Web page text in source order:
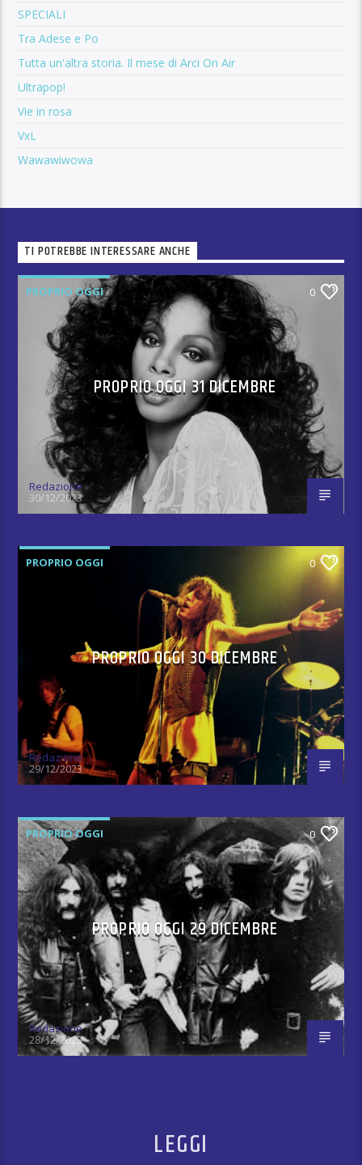
SPECIALI
Tra Adese e Po
Tutta un'altra storia. Il mese di Arci On Air
Ultrapop!
Vie in rosa
VxL
Wawawiwowa
TI POTREBBE INTERESSARE ANCHE
PROPRIO OGGI 0
PROPRIO OGGI 31 DICEMBRE
Redazione
30/12/2023
PROPRIO OGGI 0
PROPRIO OGGI 30 DICEMBRE
Redazione
29/12/2023
PROPRIO OGGI 0
PROPRIO OGGI 29 DICEMBRE
Redazione
28/12/2023
LEGGI